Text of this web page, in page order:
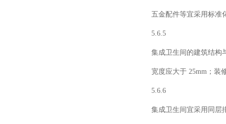
五金配件等宜采用标准
5.6.5
集成卫生间的建筑结构
宽度应大于 25mm ；装
5.6.6
集成卫生间宜采用同层